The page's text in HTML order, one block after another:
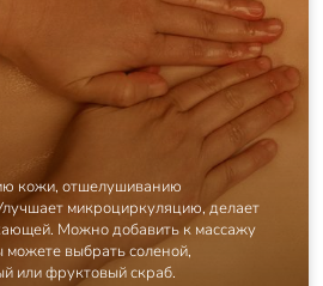
кожи, отшелушиванию
микроциркуляцию, делает
Можно добавить к массажу
выбрать соленой,
или фруктовый скраб.